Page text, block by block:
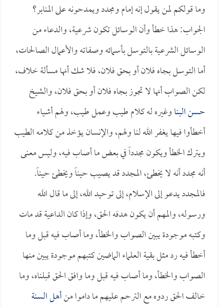
وما قولكم لمن يقول إنه إمام ومجدد ويمدحونه على المنابر؟
الجواب: هذا خطأ وأن الوسائل تكون شرعية، والدعاء من
الوسائل الشرعية بالتوسل بأسمائه وصفاته والأعمال الصالحات،
أما التوسل بجاه فلان أو بحق فلان، فلا شك أنها مسألة خلاف،
لكن الصواب أنها لا تجوز بجاه فلان أو بحق فلان، والشيخ
حسن البناوغيره له كلام طيب وعمل طيب، ولهم أشياء
أخطأوا فيها يغفر الله لنا ولهم، والإنسان يؤخذ من كلامه الطيب
ويترك الخطأ ويكون مجدداً في بعض ما أصاب فيه، وليس معنى
أنه مجدد أنه لا يخطئ، المجدد قد يصيب حيناً ويخطئ حيناً.
فالمجدد يدعو إلى الإسلام، إلى توحيد الله، إلى ما قال الله
ورسوله، والمهم أن يكون هدفه الحق، وإذا كان الداعية قد مات
وكتبه موجودة يبين الصواب والخطأ، وما أصاب فيه قبل وما
أخطأ فيه رد مثل بقية العلماء الماضين كتبهم موجودة يبين منها
الصواب والخطأ، وما أصاب فيه قبل وما وافق الحق قبلناه، وما
خالف الحق ردوه مع الترحم عليهم ما داموا منأهل السنة